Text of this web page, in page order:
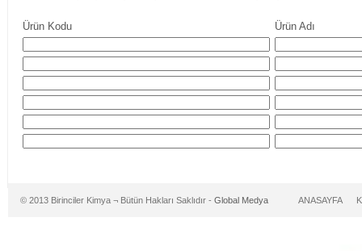
Ürün Kodu Ürün Adı
© 2013 Birinciler Kimya ¬ Bütün Hakları Saklıdır - Global Medya ANASAYFA